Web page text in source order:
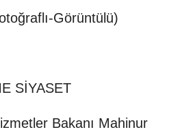
Görüntülü)
SİYASET
Bakanı Mahinur